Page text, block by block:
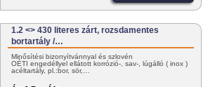
1.2 <> 430 literes zárt, rozsdamentes
bortartály /…
Minősítési bizonyítvánnyal és szlovén
OÉTI engedéllyel ellátott korrózió-, sav-, lúgálló ( inox )
acéltartály, pl.:bor, sör,…